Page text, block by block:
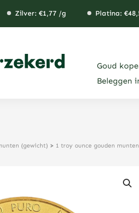
Zilver: €1,77 /g Platina: €
Goud
Beleggen
(gewicht) > 1 troy ounce gouden munten